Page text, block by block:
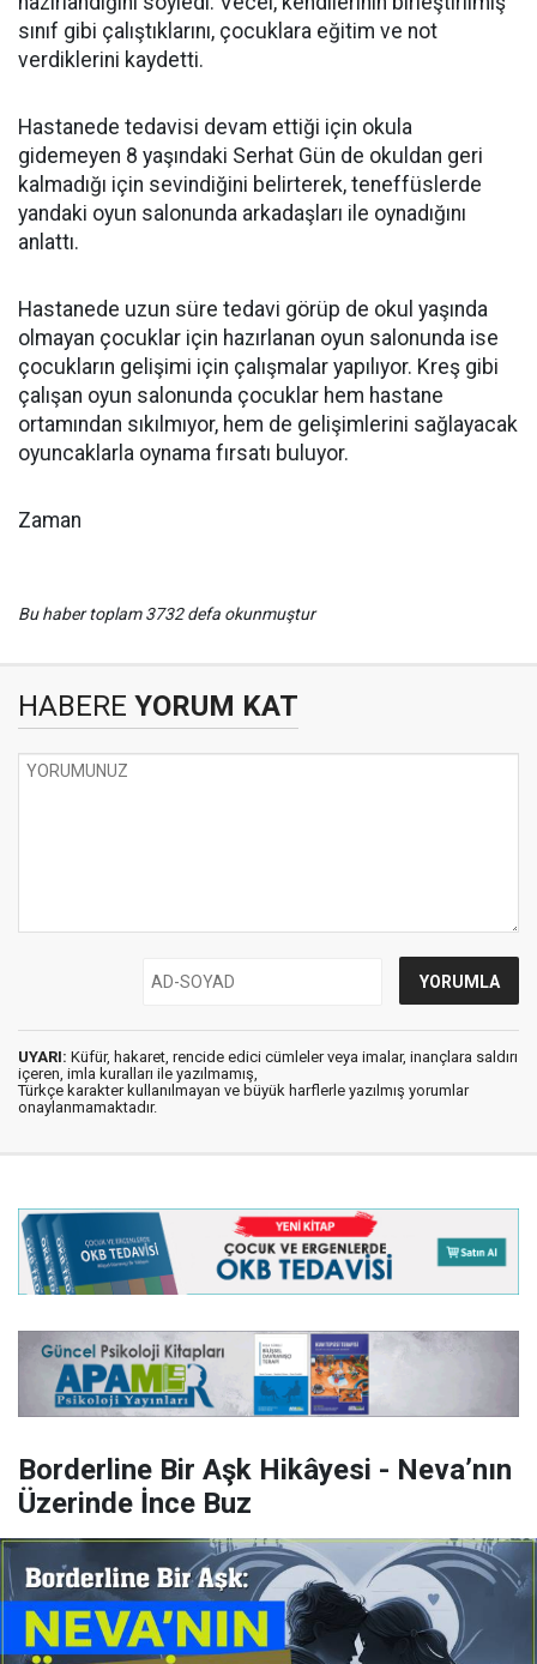
sınıf gibi çalıştıklarını, çocuklara eğitim ve not
verdiklerini kaydetti.
Hastanede tedavisi devam ettiği için okula
gidemeyen 8 yaşındaki Serhat Gün de okuldan geri
kalmadığı için sevindiğini belirterek, teneffüslerde
yandaki oyun salonunda arkadaşları ile oynadığını
anlattı.
Hastanede uzun süre tedavi görüp de okul yaşında
olmayan çocuklar için hazırlanan oyun salonunda ise
çocukların gelişimi için çalışmalar yapılıyor. Kreş gibi
çalışan oyun salonunda çocuklar hem hastane
ortamından sıkılmıyor, hem de gelişimlerini sağlayacak
oyuncaklarla oynama fırsatı buluyor.
Zaman
Bu haber toplam 3732 defa okunmuştur
HABERE YORUM KAT
UYARI: Küfür, hakaret, rencide edici cümleler veya imalar, inançlara saldırı
içeren, imla kuralları ile yazılmamış,
Türkçe karakter kullanılmayan ve büyük harflerle yazılmış yorumlar
onaylanmamaktadır.
Borderline Bir Aşk Hikâyesi - Neva’nın
Üzerinde İnce Buz